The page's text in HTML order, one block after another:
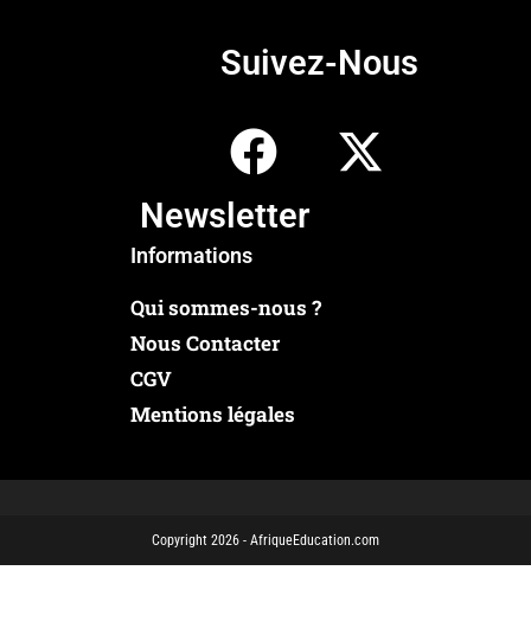
Suivez-Nous
Newsletter
Informations
Qui sommes-nous ?
Nous Contacter
CGV
Mentions légales
Copyright 2026 - AfriqueEducation.com